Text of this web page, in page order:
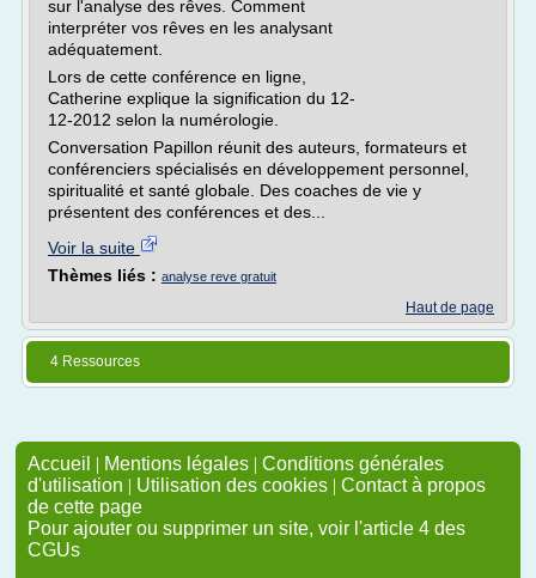
sur l'analyse des rêves. Comment
interpréter vos rêves en les analysant
adéquatement.
Lors de cette conférence en ligne,
Catherine explique la signification du 12-
12-2012 selon la numérologie.
Conversation Papillon réunit des auteurs, formateurs et
conférenciers spécialisés en développement personnel,
spiritualité et santé globale. Des coaches de vie y
présentent des conférences et des...
Voir la suite
Thèmes liés : analyse reve gratuit
Haut de page
4 Ressources
Accueil | Mentions légales | Conditions générales
d'utilisation | Utilisation des cookies | Contact à propos
de cette page
Pour ajouter ou supprimer un site, voir l'article 4 des
CGUs